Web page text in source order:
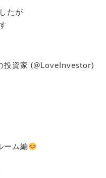
たが
資家 (@LoveInvestor)
ーム編